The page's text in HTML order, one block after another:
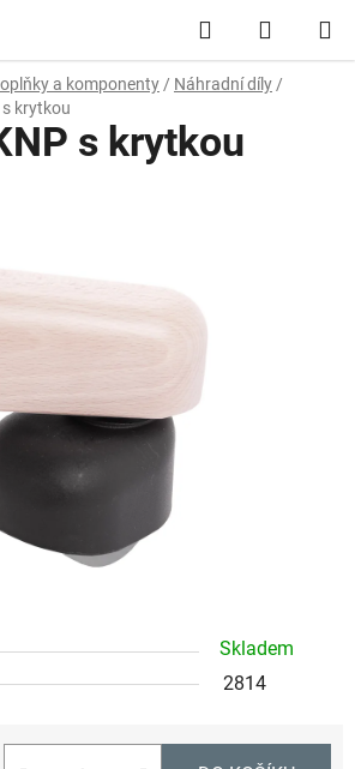
Hledat
KOŠÍK
a komponenty / Náhradní díly /
s krytkou
Skladem
2814
s krytkou